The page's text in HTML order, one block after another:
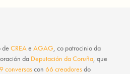
deCREA eAGAG , co patrocinio da
da Deputación da Coruña , que
conversascon66 creadoresdo